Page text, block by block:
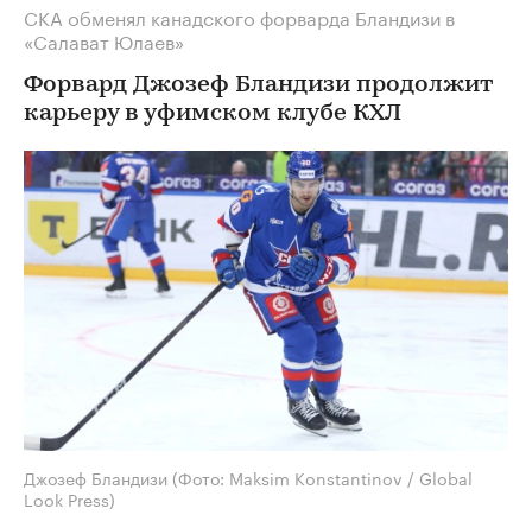
СКА обменял канадского форварда Бландизи в
«Салават Юлаев»
Форвард Джозеф Бландизи продолжит
карьеру в уфимском клубе КХЛ
Джозеф Бландизи (Фото: Maksim Konstantinov / Global
Look Press)